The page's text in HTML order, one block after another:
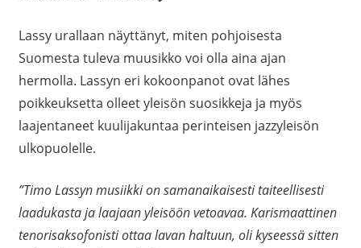
Lassy urallaan näyttänyt, miten pohjoisesta
Suomesta tuleva muusikko voi olla aina ajan
hermolla. Lassyn eri kokoonpanot ovat lähes
poikkeuksetta olleet yleisön suosikkeja ja myös
laajentaneet kuulijakuntaa perinteisen jazzyleisön
ulkopuolelle.
”Timo Lassyn musiikki on samanaikaisesti taiteellisesti
laadukasta ja laajaan yleisöön vetoavaa. Karismaattinen
tenorisaksofonisti ottaa lavan haltuun, oli kyseessä sitten